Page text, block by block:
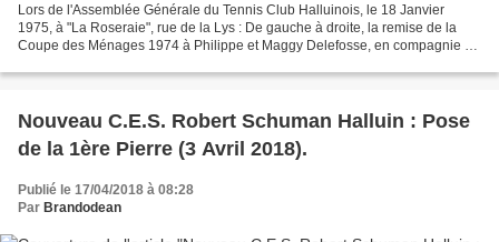
Lors de l'Assemblée Générale du Tennis Club Halluinois, le 18 Janvier
1975, à "La Roseraie", rue de la Lys : De gauche à droite, la remise de la
Coupe des Ménages 1974 à Philippe et Maggy Delefosse, en compagnie de
Nouveau C.E.S. Robert Schuman Halluin : Pose
de la 1ère Pierre (3 Avril 2018).
Publié le 17/04/2018 à 08:28
Par Brandodean